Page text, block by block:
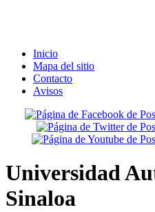
Inicio
Mapa del sitio
Contacto
Avisos
Universidad
Sinaloa